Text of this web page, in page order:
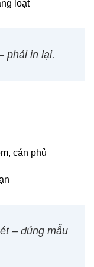
loạt
phải in lại.
cán phủ
– đúng mẫu